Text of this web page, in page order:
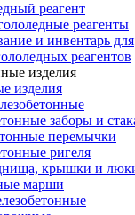
реагент
реагенты
и инвентарь для
реагентов
изделия
заборы и
перемычки
ригеля
крышки и
марши